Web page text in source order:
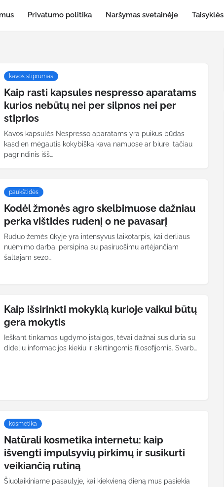
Privatumo politika Naršymas svetainėje Taisyklės
kavos stiprumas
Kaip rasti kapsules nespresso aparatams
kurios nebūtų nei per silpnos nei per
stiprios
Kavos kapsulės Nespresso aparatams yra puikus būdas
kasdien mėgautis kokybiška kava namuose ar biure, tačiau
pagrindinis išš…
paukštidės
Kodėl žmonės agro skelbimuose dažniau
perka vištides rudenį o ne pavasarį
Ruduo žemės ūkyje yra intensyvus laikotarpis, kai derliaus
nuėmimo darbai persipina su pasiruošimu artėjančiam
šaltajam sezo…
Kaip išsirinkti mokyklą kurioje vaikui būtų
gera mokytis
Ieškant tinkamos ugdymo įstaigos, tėvai dažnai susiduria su
dideliu informacijos kiekiu ir skirtingomis filosofijomis. Svarb…
kosmetika
Natūrali kosmetika internetu: kaip
išvengti impulsyvių pirkimų ir susikurti
veikiančią rutiną
Šiuolaikiniame pasaulyje, kai kiekvieną dieną mus pasiekia